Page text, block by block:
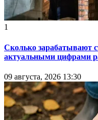
1
Сколько зарабатывают
актуальными цифрами
09 августа, 2026 13:30